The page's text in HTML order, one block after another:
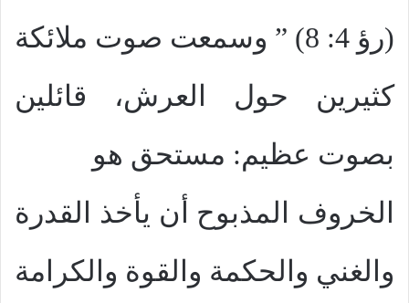
(رؤ 4: 8) ” وسمعت صوت ملائكة
كثيرين حول العرش، قائلين
بصوت عظيم: مستحق هو
الخروف المذبوح أن يأخذ القدرة
والغني والحكمة والقوة والكرامة